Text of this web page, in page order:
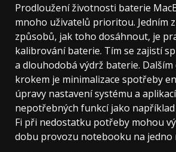
Prodloužení životnosti baterie
mnoho uživatelů prioritou. Jedním
způsobů, jak toho dosáhnout, je
kalibrování baterie. Tím se zajistí
a dlouhodobá výdrž baterie. Dalším
krokem je minimalizace spotřeby
úpravy nastavení systému a
nepotřebných funkcí jako
Fi při nedostatku potřeby mohou
dobu provozu notebooku na jedno